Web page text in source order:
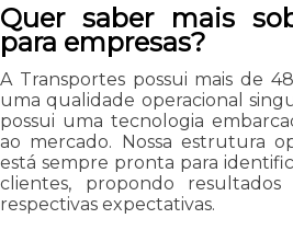
Quer saber mais
para empresas?
A Transportes possui mais de
uma qualidade operacional
possui uma tecnologia
ao mercado. Nossa estrutura
está sempre pronta para
clientes, propondo
respectivas expectativas.